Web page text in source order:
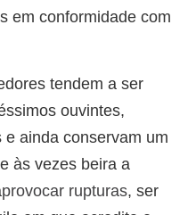
em conformidade com
tendem a ser
ouvintes,
ainda conservam um
às vezes beira a
provocar rupturas, ser